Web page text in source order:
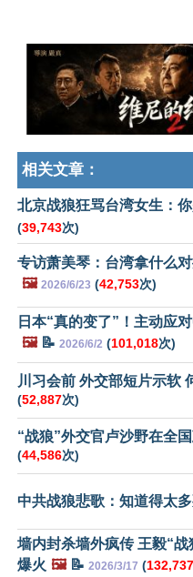
相关文章：
北京战狼狂骂台湾女生：
(39,743次)
专访萧美琴：台湾拿什么
🖼️ 2026/6/23 (42,753次)
日本“真的变了”！主动应
🖼️📝 2026/6/2 (101,018次)
川习会前 外交部短片示软
(52,887次)
“战狼”外交官卢沙野在全
(44,586次)
中共战狼悲歌：知道得太
墙内封杀墙外疯传 王毅“战
爆火 🖼️📝 2026/3/17 (132,737